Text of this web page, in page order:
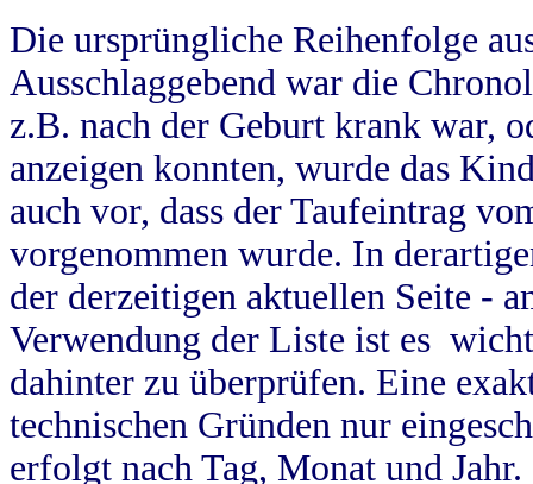
Die ursprüngliche Reihenfolge
Ausschlaggebend war die
z.B. nach der Geburt krank war,
anzeigen konnten, wurde das
auch vor, dass der Taufeintrag
vorgenommen wurde. In
der derzeitigen aktuellen Seite -
Verwendung der Liste ist es
dahinter zu überprüfen. Eine
technischen Gründen nur
erfolgt nach Tag, Monat und Jahr.